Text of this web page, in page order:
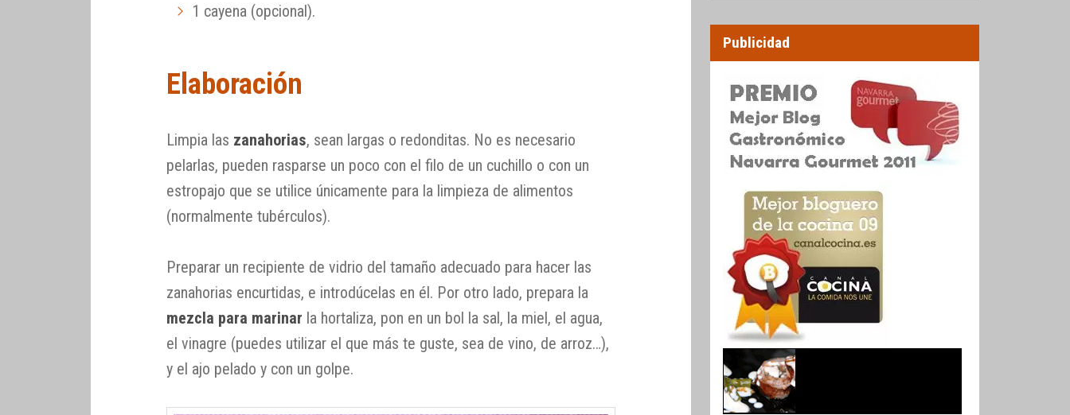
1 cayena (opcional).
Elaboración
Limpia las zanahorias, sean largas o redonditas. No es necesario
pelarlas, pueden rasparse un poco con el filo de un cuchillo o con un
estropajo que se utilice únicamente para la limpieza de alimentos
(normalmente tubérculos).
Preparar un recipiente de vidrio del tamaño adecuado para hacer las
zanahorias encurtidas, e introdúcelas en él. Por otro lado, prepara la
mezcla para marinar la hortaliza, pon en un bol la sal, la miel, el agua,
el vinagre (puedes utilizar el que más te guste, sea de vino, de arroz…),
y el ajo pelado y con un golpe.
Publicidad